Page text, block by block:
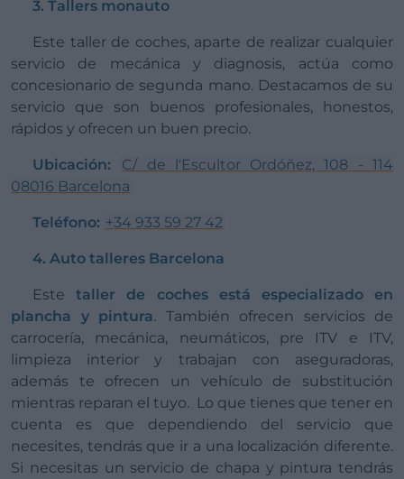
3. Tallers monauto
Este taller de coches, aparte de realizar cualquier
servicio de mecánica y diagnosis, actúa como
concesionario de segunda mano. Destacamos de su
servicio que son buenos profesionales, honestos,
rápidos y ofrecen un buen precio.
Ubicación:
C/ de l'Escultor Ordóñez, 108 - 114
08016 Barcelona
Teléfono: +34 933 59 27 42
4. Auto talleres Barcelona
Estetaller de coches está especializado en
plancha y pintura. También ofrecen servicios de
carrocería, mecánica, neumáticos, pre ITV e ITV,
limpieza interior y trabajan con aseguradoras,
además te ofrecen un vehículo de substitución
mientras reparan el tuyo. Lo que tienes que tener en
cuenta es que dependiendo del servicio que
necesites, tendrás que ir a una localización diferente.
Si necesitas un servicio de chapa y pintura tendrás